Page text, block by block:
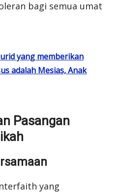
bagi semua umat
yang memberikan
adalah Mesias, Anak
Pasangan
yang